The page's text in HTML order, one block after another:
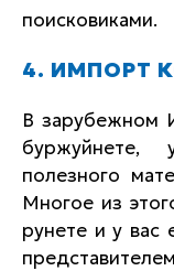
поисковиками.
4. ИМПОРТ
В зарубежном
буржуйнете,
полезного
Многое из
рунете и у вас